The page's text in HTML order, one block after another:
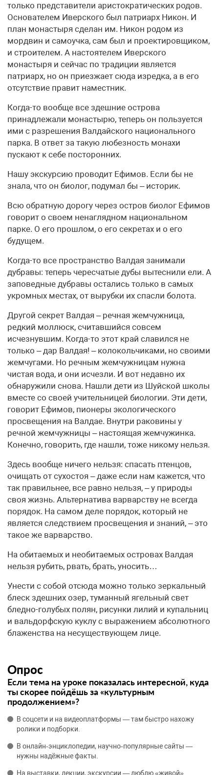
только представители аристократических родов.
Основателем Иверского был патриарх Никон. И
план монастыря сделан им. Никон родом из
мордвин и самоучка, сам был и проектировщиком,
и строителем. А настоятелем Иверского
монастыря и сейчас по традиции является
патриарх, но он приезжает сюда изредка, а в его
отсутствие правит наместник.
Когда-то вообще все здешние острова
принадлежали монастырю, теперь он пользуется
ими с разрешения Валдайского национального
парка. В ответ за такую любезность монахи
пускают к себе посторонних.
Нашу экскурсию проводит Ефимов. Если бы не
знала, что он биолог, подумал бы – историк.
Всю обратную дорогу через остров биолог Ефимов
говорит о своем ненаглядном национальном
парке. О его прошлом, о его секретах и о его
будущем.
Когда-то все пространство Валдая занимали
дубравы: теперь чересчатые дубы вытеснили ели. А
заповедные дубравы остались только в самых
укромных местах, от вырубки их спасли болота.
Другой секрет Валдая – речная жемчужница,
редкий моллюск, считавшийся совсем
исчезнувшим. Когда-то этот край славился не
только – дар Валдая! – колокольчиками, но своими
жемчугами. Но речным жемчужницам нужна
чистая вода, и они исчезли. И вот недавно их
обнаружили снова. Нашли дети из Шуйской школы
вместе со своей учительницей биологии. Эти дети,
говорит Ефимов, пионеры экологического
просвещения на Валдае. Внутри раковины у
речной жемчужницы – настоящая жемчужинка.
Конечно, говорить, где нашли, тоже никому нельзя.
Здесь вообще ничего нельзя: спасать птенцов,
очищать от сухостоя – даже если нам кажется, что
так правильнее, все равно нельзя, – у природы
своя жизнь. Альтернатива варварству не всегда
порядок. На самом деле порядок, который не
является следствием просвещения и знаний, – это
такое же варварство.
На обитаемых и необитаемых островах Валдая
нельзя рубить, рвать, брать, уносить…
Унести с собой отсюда можно только зеркальный
блеск здешних озер, туманный ягельный свет
бледно-голубых полян, рисунки лилий и купальниц
и вальдорфскую куклу с выражением абсолютного
блаженства на несуществующем лице.
Опрос
Если тема на уроке показалась интересной, куда
ты скорее пойдёшь за «культурным
продолжением»?
В соцсети и на видеоплатформы — там быстро нахожу
ролики и подборки.
В онлайн‑энциклопедии, научно‑популярные сайты —
нужны надёжные факты.
На выставки, лекции, экскурсии — люблю «живой»